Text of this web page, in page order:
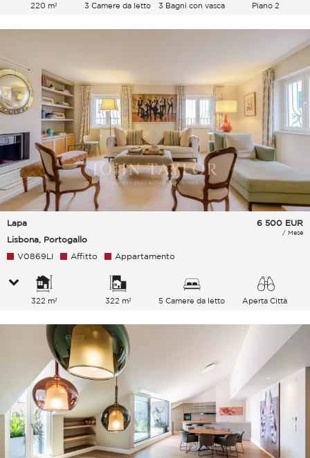
220 m² 3 Camere da letto 3 Bagni con vasca Piano 2
Lapa
Lisbona, Portogallo
6 500 EUR
/ Mese
V0869LI Affitto Appartamento
322 m² 322 m² 5 Camere da letto Aperta Città